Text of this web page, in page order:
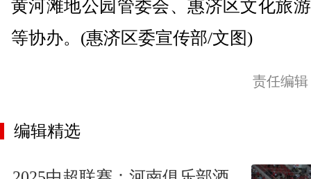
黄河滩地公园管委会、惠济区文化旅
等协办。(惠济区委宣传部/文图)
责任编
编辑精选